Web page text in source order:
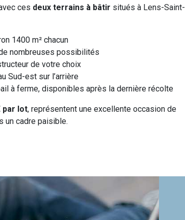
ces deux terrains à bâtir situés à Lens-Saint-
1400 m² chacun
nombreuses possibilités
de votre choix
Sud-est sur l’arrière
à ferme, disponibles après la dernière récolte
par lot, représentent une excellente occasion de
un cadre paisible.